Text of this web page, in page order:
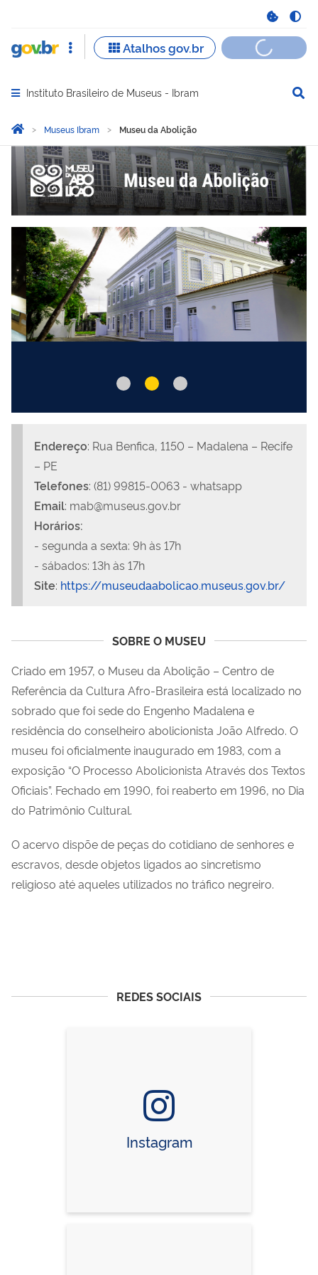
Abrir menu principal de navegação
Instituto Brasileiro de Museus - Ibram
Você está aqui:
Página Inicial
Museus Ibram Museu da Abolição
Museu da Abolição
Endereço: Rua Benfica, 1150 – Madalena – Recife
– PE
Telefones: (81) 99815-0063 - whatsapp
Email: mab@museus.gov.br
Horários:
- segunda a sexta: 9h às 17h
- sábados: 13h às 17h
Site: https://museudaabolicao.museus.gov.br/
SOBRE O MUSEU
Criado em 1957, o Museu da Abolição – Centro de
Referência da Cultura Afro-Brasileira está localizado no
sobrado que foi sede do Engenho Madalena e
residência do conselheiro abolicionista João Alfredo. O
museu foi oficialmente inaugurado em 1983, com a
exposição “O Processo Abolicionista Através dos Textos
Oficiais”. Fechado em 1990, foi reaberto em 1996, no Dia
do Patrimônio Cultural.
O acervo dispõe de peças do cotidiano de senhores e
escravos, desde objetos ligados ao sincretismo
religioso até aqueles utilizados no tráfico negreiro.
REDES SOCIAIS
Instagram